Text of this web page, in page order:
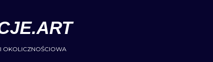
OKOLICZNOŚCIOWA